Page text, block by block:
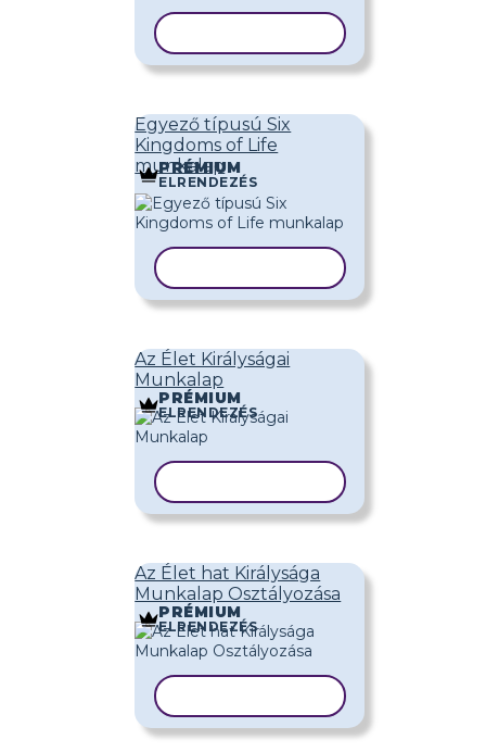
Egyező típusú Six
Kingdoms of Life
munkalap
PRÉMIUM
ELRENDEZÉS
Az Élet Királyságai
Munkalap
PRÉMIUM
ELRENDEZÉS
Az Élet hat Királysága
Munkalap Osztályozása
PRÉMIUM
ELRENDEZÉS